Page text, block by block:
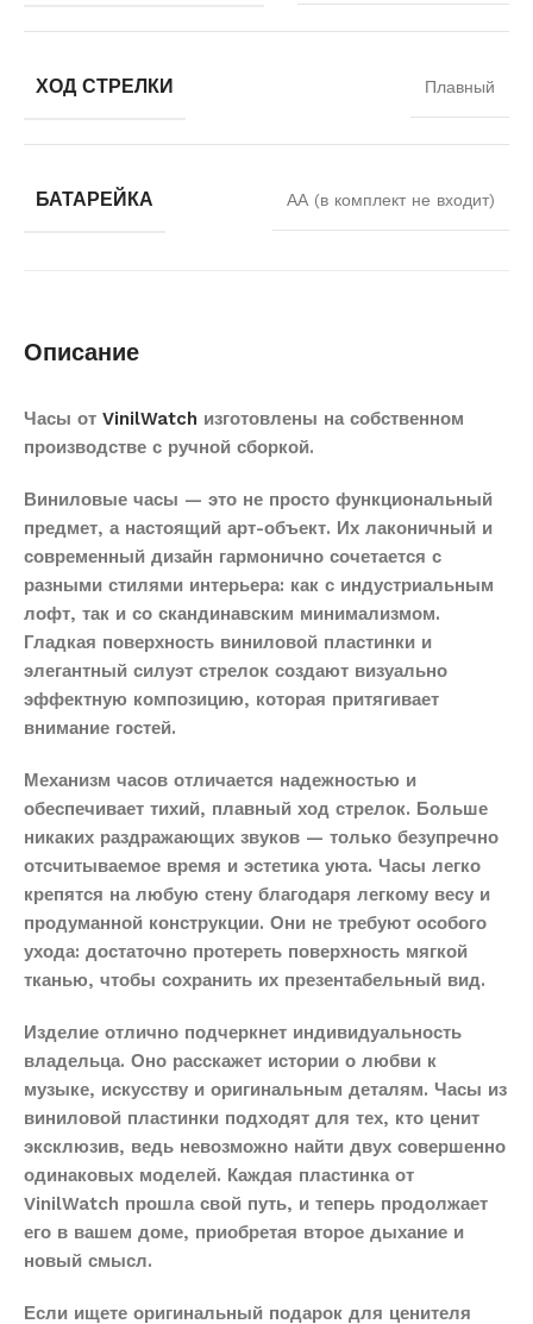
ХОД СТРЕЛКИ Плавный
БАТАРЕЙКА АА (в комплект не входит)
Описание
Часы от VinilWatch изготовлены на собственном
производстве с ручной сборкой.
Виниловые часы — это не просто функциональный
предмет, а настоящий арт-объект. Их лаконичный и
современный дизайн гармонично сочетается с
разными стилями интерьера: как с индустриальным
лофт, так и со скандинавским минимализмом.
Гладкая поверхность виниловой пластинки и
элегантный силуэт стрелок создают визуально
эффектную композицию, которая притягивает
внимание гостей.
Механизм часов отличается надежностью и
обеспечивает тихий, плавный ход стрелок. Больше
никаких раздражающих звуков — только безупречно
отсчитываемое время и эстетика уюта. Часы легко
крепятся на любую стену благодаря легкому весу и
продуманной конструкции. Они не требуют особого
ухода: достаточно протереть поверхность мягкой
тканью, чтобы сохранить их презентабельный вид.
Изделие отлично подчеркнет индивидуальность
владельца. Оно расскажет истории о любви к
музыке, искусству и оригинальным деталям. Часы из
виниловой пластинки подходят для тех, кто ценит
эксклюзив, ведь невозможно найти двух совершенно
одинаковых моделей. Каждая пластинка от
VinilWatch прошла свой путь, и теперь продолжает
его в вашем доме, приобретая второе дыхание и
новый смысл.
Если ищете оригинальный подарок для ценителя